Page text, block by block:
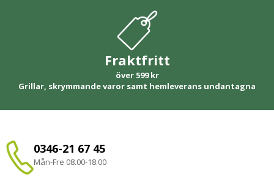
Fraktfritt
över 599 kr
Grillar, skrymmande varor samt hemleverans undantagna
0346-21 67 45
Mån-Fre 08.00-18.00